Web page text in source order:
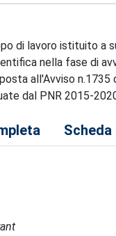
di lavoro istituito a
nella fase di
all'Avviso
dal PNR 2015-
Scheda